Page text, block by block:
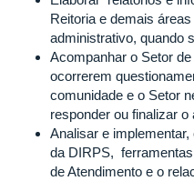
Reitoria e demais
administrativo, quando
Acompanhar o Setor
ocorrerem
comunidade e o Setor
responder ou finalizar o
Analisar e
da DIRPS,
de Atendimento e o